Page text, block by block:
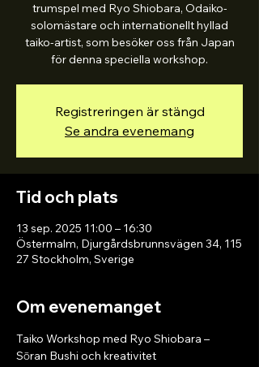
trumspel med Ryo Shiobara, Odaiko-
solomästare och internationellt hyllad
taiko-artist, som besöker oss från Japan
för denna speciella workshop.
Registreringen är stängd
Se andra evenemang
Tid och plats
13 sep. 2025 11:00 – 16:30
Östermalm, Djurgårdsbrunnsvägen 34, 115
27 Stockholm, Sverige
Om evenemanget
Taiko Workshop med Ryo Shiobara –
Sōran Bushi och kreativitet